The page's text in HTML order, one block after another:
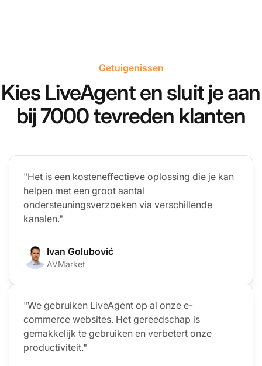
Getuigenissen
Kies LiveAgent en sluit je aan
bij 7000 tevreden klanten
"Het is een kosteneffectieve oplossing die je kan
helpen met een groot aantal
ondersteuningsverzoeken via verschillende
kanalen."
Ivan Golubović
AVMarket
"We gebruiken LiveAgent op al onze e-
commerce websites. Het gereedschap is
gemakkelijk te gebruiken en verbetert onze
productiviteit."